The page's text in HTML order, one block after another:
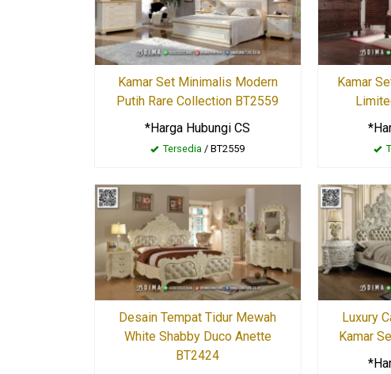
Kamar Set Minimalis Modern
Putih Rare Collection BT2559
*Harga Hubungi CS
Tersedia / BT2559
Kamar
Desain Tempat Tidur Mewah
White Shabby Duco Anette
BT2424
Luxury
Kamar